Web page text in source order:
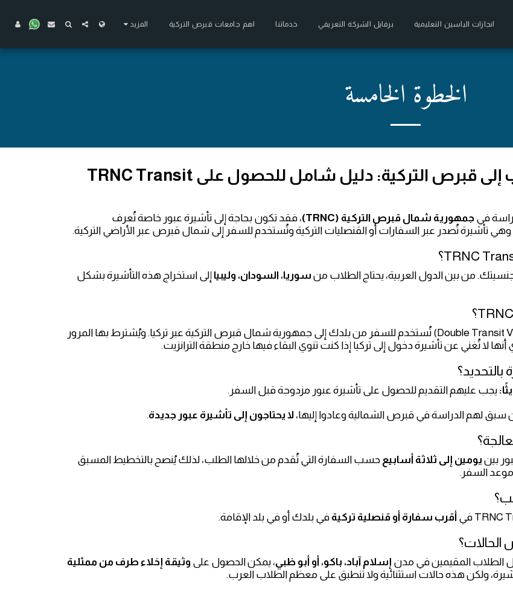
انجازات الياسين التعليمية برفايل الشركة التعريفي خدماتنا اهم جامعات قبرص التركية المزيد
الخطوة الخامسة
فيزا الطلاب العرب إلى قبرص التركية: دليل شامل للحصول على TRNC Transit
في جمهورية شمال قبرص التركية (TRNC)
، فقد تكون بحاجة إلى تأشيرة عبور خاصة تُعرف
وهي تأشيرة تُصدر عبر السفارات أو القنصليات التركية وتُستخدم للسفر إلى شمال قبرص عبر الأراضي التركية.
من بين الدول العربية، يحتاج الطلاب من سوريا، السودان، وليبيا إلى استخراج هذه التأشيرة بشكل
هي تأشيرة عبور مزدوجة (Double Transit Visa) تُستخدم للسفر من بلدك إلى جمهورية شمال قبرص التركية عبر تركيا. ويُشترط بها المرور
أنها لا تُغني عن تأشيرة دخول إلى تركيا إذا كنت تنوي البقاء فيها خارج منطقة الترانزيت.
بالتحديد؟
يجب عليهم التقديم للحصول على تأشيرة عبور مزدوجة قبل السفر.
سبق لهم الدراسة في قبرص الشمالية وعادوا إليها، لا يحتاجون إلى تأشيرة عبور جديدة.
بين يومين إلى ثلاثة أسابيع حسب السفارة التي تُقدم من خلالها الطلب، لذلك يُنصح بالتخطيط المسبق
السفر.
أقرب سفارة أو قنصلية تركية في بلدك أو في بلد الإقامة.
الطلاب المقيمين في مدن إسلام آباد، باكو، أو أبو ظبي، يمكن الحصول على وثيقة إخلاء طرف من ممثلية
ولكن هذه حالات استثنائية ولا تنطبق على معظم الطلاب العرب.